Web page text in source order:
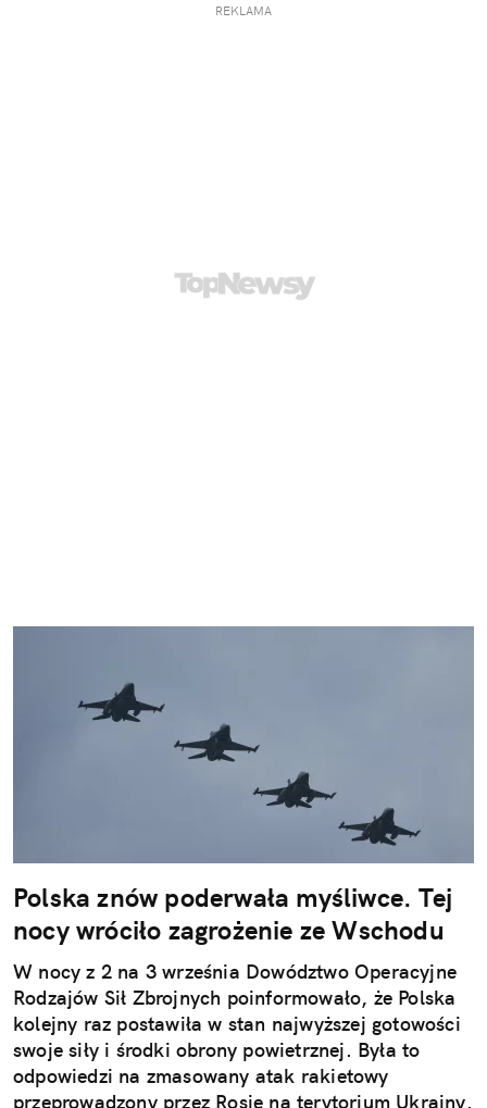
REKLAMA
Polska znów poderwała myśliwce. Tej
nocy wróciło zagrożenie ze Wschodu
W nocy z 2 na 3 września Dowództwo Operacyjne
Rodzajów Sił Zbrojnych poinformowało, że Polska
kolejny raz postawiła w stan najwyższej gotowości
swoje siły i środki obrony powietrznej. Była to
odpowiedzi na zmasowany atak rakietowy
przeprowadzony przez Rosję na terytorium Ukrainy.